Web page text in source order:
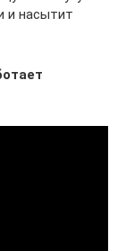
и насытит